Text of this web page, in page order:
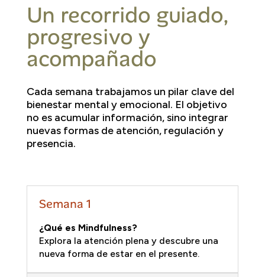
Un recorrido guiado,
progresivo y
acompañado
Cada semana trabajamos un pilar clave del
bienestar mental y emocional. El objetivo
no es acumular información, sino integrar
nuevas formas de atención, regulación y
presencia.
Semana 1
¿Qué es Mindfulness?
Explora la atención plena y descubre una
nueva forma de estar en el presente.